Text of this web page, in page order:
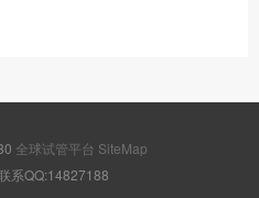
全球试管平台 SiteMap
系QQ:14827188